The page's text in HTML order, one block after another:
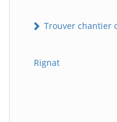
Trouver chantier
Rignat